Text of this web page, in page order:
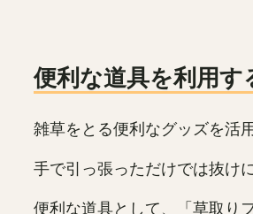
便利な道具を利用す
雑草をとる便利なグッズを活
手で引っ張っただけでは抜け
便利な道具として、「草取り